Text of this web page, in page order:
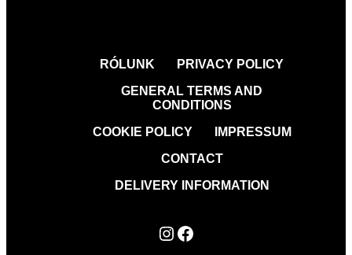
RÓLUNK
PRIVACY POLICY
GENERAL TERMS AND
CONDITIONS
COOKIE POLICY
IMPRESSUM
CONTACT
DELIVERY INFORMATION
Instagram
Facebook